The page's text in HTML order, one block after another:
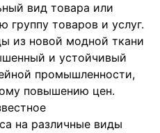
вид товара или
группу товаров и услуг.
из новой модной ткани
и устойчивый
промышленности,
повышению цен.
на различные виды